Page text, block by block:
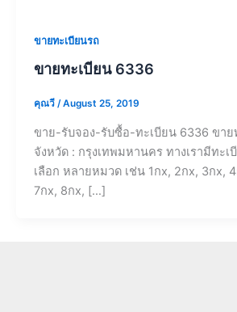
ขายทะเบียนรถ
ขายทะเบียน 6336
คุณวี /August 25, 2019
ขาย-รับจอง-รับซื้อ-ทะเบียน 6336 ขาย
จังหวัด : กรุงเทพมหานคร ทางเรามีทะเ
เลือก หลายหมวด เช่น 1กx, 2กx, 3กx,
7กx, 8กx, […]